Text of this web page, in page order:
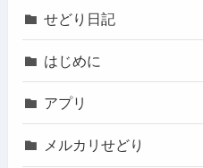
せどり日記
はじめに
アプリ
メルカリせどり